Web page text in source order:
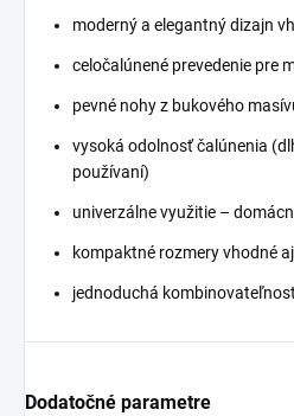
moderný a elegantný dizajn
celočalúnené prevedenie pre
pevné nohy z bukového
vysoká odolnosť čalúnenia
používaní)
univerzálne využitie –
kompaktné rozmery vhodné
jednoduchá
Dodatočné parametre